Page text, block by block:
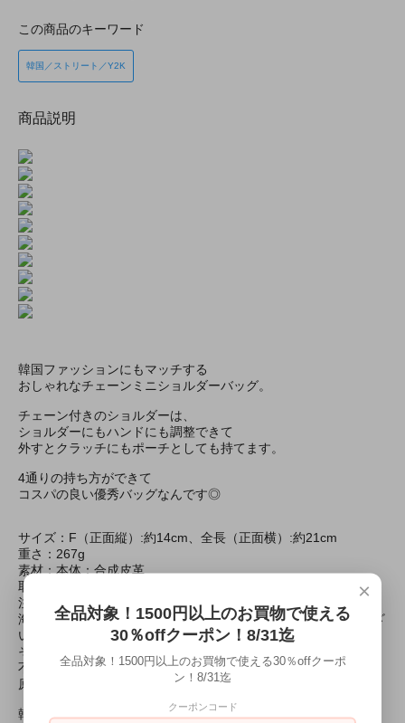
この商品のキーワード
韓国／ストリート／Y2K
商品説明
韓国ファッションにもマッチする
おしゃれなチェーンミニショルダーバッグ。
チェーン付きのショルダーは、
ショルダーにもハンドにも調整できて
外すとクラッチにもポーチとしても持てます。
4通りの持ち方ができて
コスパの良い優秀バッグなんです◎
サイズ：F（正面縦）:約14cm、全長（正面横）:約21cm
重さ：267g
素材：本体：合成皮革
取扱い表示：手洗い禁止/タンブラー乾燥禁止/日陰つり干し
注意事項:
海外製品につき開封時接着剤などきつめの臭いがすることがござ
います。
その際 使用前に風通しされることをおすすめします。
不良品として返品対象になりませんので、ご了承ください。
原産国：中国
韓国 韓国ファッション バッグ 女性 レディース ミニバッグ ショ
×
全品対象！1500円以上のお買物で使える
30％offクーポン！8/31迄
全品対象！1500円以上のお買物で使える30％offクーポ
ン！8/31迄
クーポンコード